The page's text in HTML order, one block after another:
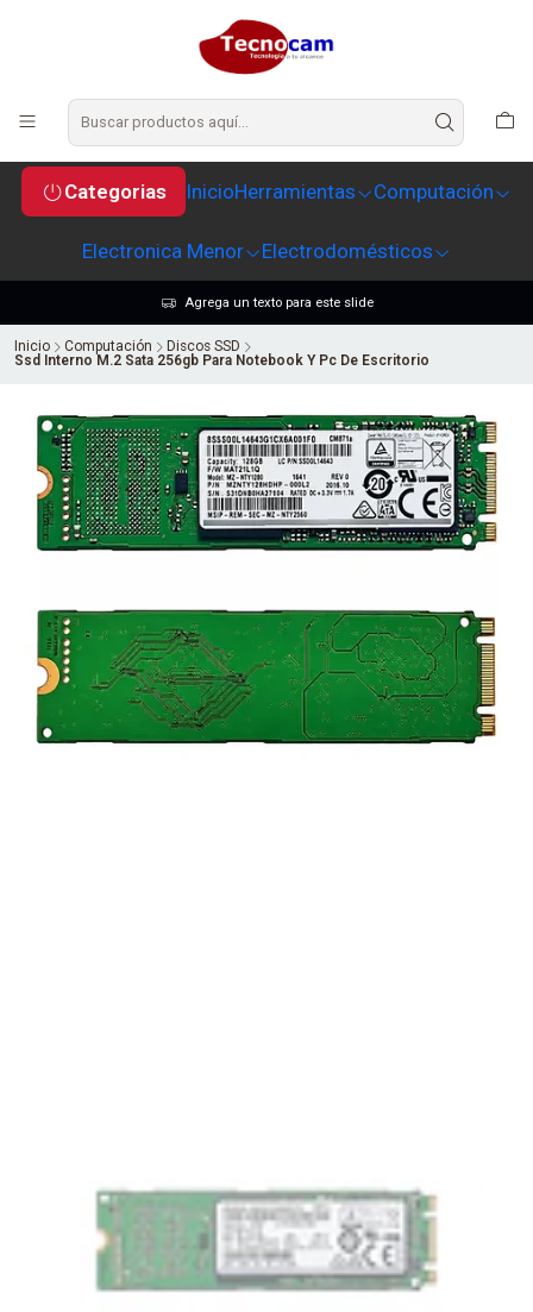
Categorias InicioHerramientas Computación
Electronica Menor Electrodomésticos
Agrega un texto para este slide
Inicio Computación
Discos SSD
Ssd Interno M.2 Sata 256gb Para Notebook Y Pc De Escritorio